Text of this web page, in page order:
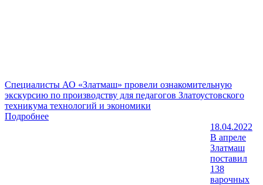
Специалисты АО «Златмаш» провели ознакомительную
экскурсию по производству для педагогов Златоустовского
техникума технологий и экономики
Подробнее
18.04.2022
В апреле
Златмаш
поставил
138
варочных